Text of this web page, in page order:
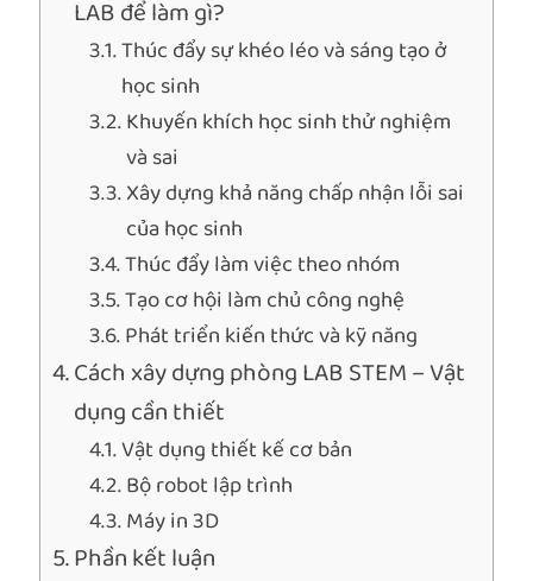
LAB để làm gì?
Thúc đẩy sự khéo léo và sáng tạo ở
học sinh
Khuyến khích học sinh thử nghiệm
và sai
Xây dựng khả năng chấp nhận lỗi sai
của học sinh
Thúc đẩy làm việc theo nhóm
Tạo cơ hội làm chủ công nghệ
Phát triển kiến ​​thức và kỹ năng
Cách xây dựng phòng LAB STEM – Vật
dụng cần thiết
Vật dụng thiết kế cơ bản
Bộ robot lập trình
Máy in 3D
Phần kết luận